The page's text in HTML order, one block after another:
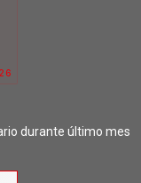
durante último mes